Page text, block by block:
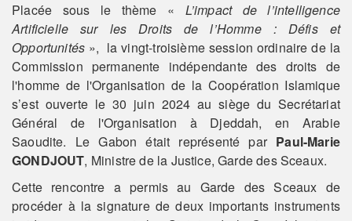
Placée sous le thème « L’impact de l’intelligence
Artificielle sur les Droits de l’Homme : Défis et
Opportunités », la vingt-troisième session ordinaire de la
Commission permanente indépendante des droits de
l'homme de l'Organisation de la Coopération Islamique
s’est ouverte le 30 juin 2024 au siège du Secrétariat
Général de l'Organisation à Djeddah, en Arabie
Saoudite. Le Gabon était représenté par Paul-Marie
GONDJOUT, Ministre de la Justice, Garde des Sceaux.
Cette rencontre a permis au Garde des Sceaux de
procéder à la signature de deux importants instruments